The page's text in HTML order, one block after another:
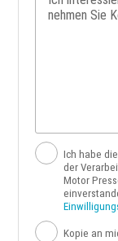
Ich habe
der
Motor
Kopie an